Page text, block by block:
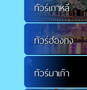
ทัวร์เกาหลี
ทัวร์ฮ่องกง
ทัวร์มาเก๊า